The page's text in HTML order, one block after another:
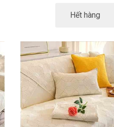
Hết hàng